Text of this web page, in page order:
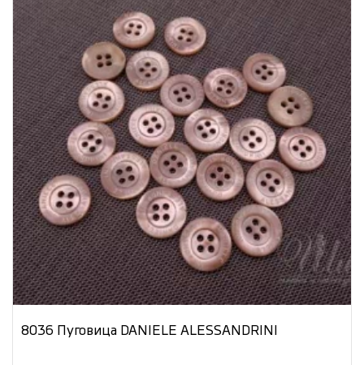
8036 Пуговица DANIELE ALESSANDRINI